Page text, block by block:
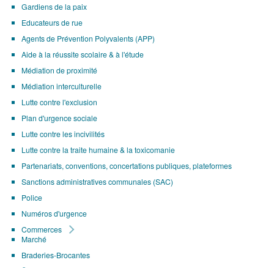
Gardiens de la paix
Educateurs de rue
Agents de Prévention Polyvalents (APP)
Aide à la réussite scolaire & à l'étude
Médiation de proximité
Médiation interculturelle
Lutte contre l'exclusion
Plan d'urgence sociale
Lutte contre les incivilités
Lutte contre la traite humaine & la toxicomanie
Partenariats, conventions, concertations publiques, plateformes
Sanctions administratives communales (SAC)
Police
Numéros d'urgence
Commerces
Marché
Braderies-Brocantes